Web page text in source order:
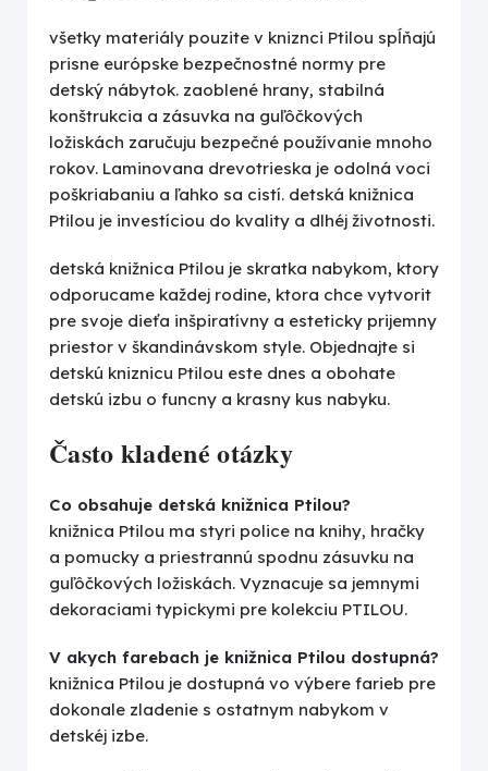
všetky materiály pouzite v kniznci Ptilou spĺňajú
prisne európske bezpečnostné normy pre
detský nábytok. zaoblené hrany, stabilná
konštrukcia a zásuvka na guľôčkových
ložiskách zaručuju bezpečné používanie mnoho
rokov. Laminovana drevotrieska je odolná voci
poškriabaniu a ľahko sa cistí. detská knižnica
Ptilou je investíciou do kvality a dlhéj životnosti.
detská knižnica Ptilou je skratka nabykom, ktory
odporucame každej rodine, ktora chce vytvorit
pre svoje dieťa inšpiratívny a esteticky prijemny
priestor v škandinávskom style. Objednajte si
detskú kniznicu Ptilou este dnes a obohate
detskú izbu o funcny a krasny kus nabyku.
Často kladené otázky
Co obsahuje detská knižnica Ptilou?
knižnica Ptilou ma styri police na knihy, hračky
a pomucky a priestrannú spodnu zásuvku na
guľôčkových ložiskách. Vyznacuje sa jemnymi
dekoraciami typickymi pre kolekciu PTILOU.
V akych farebach je knižnica Ptilou dostupná?
knižnica Ptilou je dostupná vo výbere farieb pre
dokonale zladenie s ostatnym nabykom v
detskéj izbe.